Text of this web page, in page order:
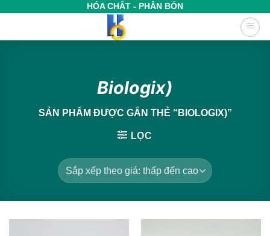
HÓA CHẤT - PHÂN BÓN
Biologix)
SẢN PHẨM ĐƯỢC GẮN THẺ “BIOLOGIX)”
LỌC